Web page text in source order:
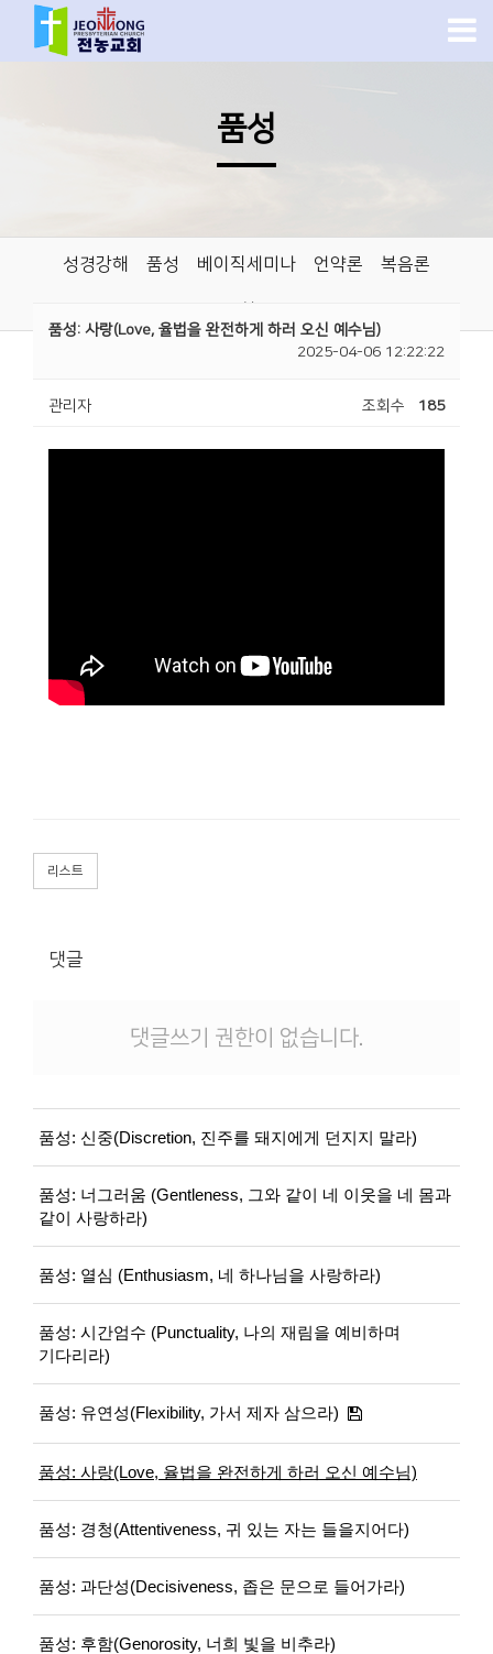
품성
성경강해 품성 베이직세미나 언약론 복음론
품성: 사랑(Love, 율법을 완전하게 하러 오신 예수님)
2025-04-06 12:22:22
관리자 조회수 185
리스트
댓글
댓글쓰기 권한이 없습니다.
품성: 신중(Discretion, 진주를 돼지에게 던지지 말라)
품성: 너그러움 (Gentleness, 그와 같이 네 이웃을 네 몸과
같이 사랑하라)
품성: 열심 (Enthusiasm, 네 하나님을 사랑하라)
품성: 시간엄수 (Punctuality, 나의 재림을 예비하며
기다리라)
품성: 유연성(Flexibility, 가서 제자 삼으라)
품성: 사랑(Love, 율법을 완전하게 하러 오신 예수님)
품성: 경청(Attentiveness, 귀 있는 자는 들을지어다)
품성: 과단성(Decisiveness, 좁은 문으로 들어가라)
품성: 후함(Genorosity, 너희 빛을 비추라)